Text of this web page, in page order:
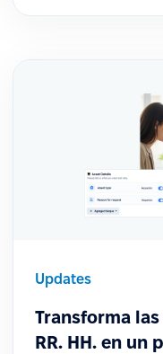
Updates
Transforma
RR. HH. en un